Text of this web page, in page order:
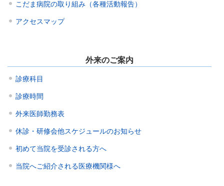
こだま病院の取り組み（各種活動報告）
アクセスマップ
外来のご案内
診療科目
診療時間
外来医師勤務表
休診・研修会他スケジュールのお知らせ
初めて当院を受診される方へ
当院へご紹介される医療機関様へ